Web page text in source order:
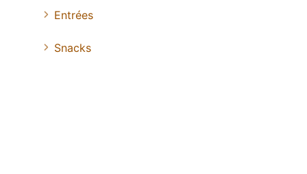
Entrées
Snacks